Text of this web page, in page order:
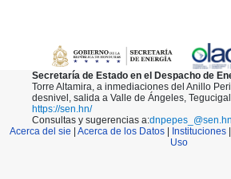
Secretaría de Estado en el Despacho de
Torre Altamira, a inmediaciones del Anillo
desnivel, salida a Valle de Ángeles,
https://sen.hn/
Consultas y sugerencias a:dnpepes_@sen.hn
Acerca del sie
Acerca de los Datos| Instituciones|
Uso